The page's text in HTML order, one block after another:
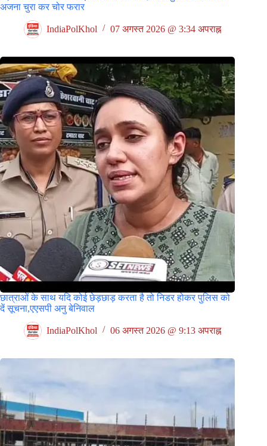
अजना चुरा कर चोर फरार
IndiaPolKhol 07 अगस्त 2026 @ 3:34 अपराह्न
छात्राओं के साथ यदि कोई छेड़छाड़ करता है तो निडर होकर पुलिस को
दें सूचना,एएसपी अनु बेनिवाल
IndiaPolKhol 06 अगस्त 2026 @ 9:13 अपराह्न